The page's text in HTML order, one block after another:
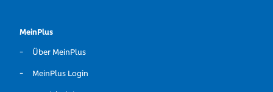
MeinPlus
Über MeinPlus
MeinPlus Login